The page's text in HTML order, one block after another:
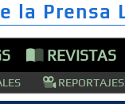
la Prensa
REVISTAS
REPORTAJES